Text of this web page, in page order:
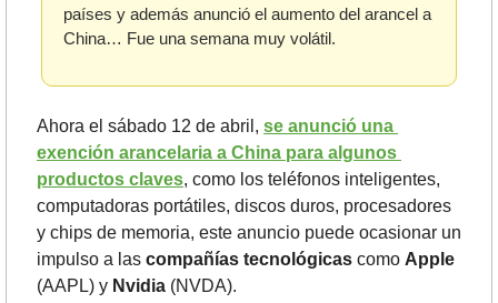
países y además anunció el aumento del arancel a
China… Fue una semana muy volátil.
Ahora el sábado 12 de abril, se anunció una
exención arancelaria a China para algunos
productos claves, como los teléfonos inteligentes,
computadoras portátiles, discos duros, procesadores
y chips de memoria, este anuncio puede ocasionar un
impulso a las compañías tecnológicas como Apple
(AAPL) y Nvidia (NVDA).